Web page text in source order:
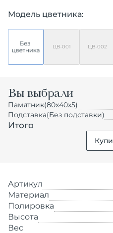
Модель цветника:
ЦВ-001 ЦВ-002
Вы выбрали
Памятник(80х40х5)
Подставка(Без подставки)
Итого
Артикул
Материал
Полировка
Высота
Вес